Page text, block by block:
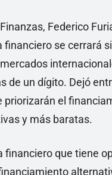
Federico
financiero se cerrará
de un dígito. Dejó
priorizarán el
y más baratas.
financiero que tiene